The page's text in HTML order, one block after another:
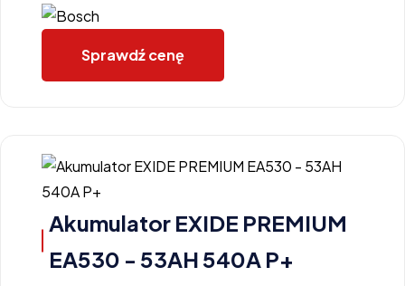
Sprawdź cenę
Akumulator EXIDE PREMIUM
EA530 - 53AH 540A P+